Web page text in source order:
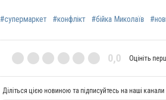
#супермаркет #конфлікт #бійка Миколаїв
0,0 Оцініть
Діліться цією новиною та підписуйтесь на наші канали